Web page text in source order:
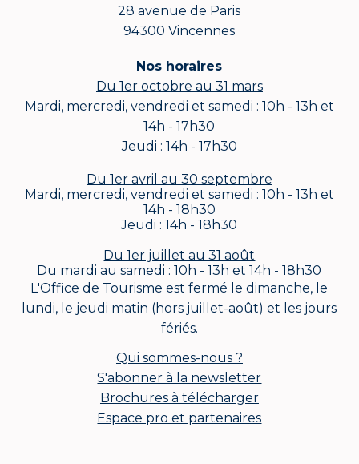
28 avenue de Paris
94300 Vincennes
Nos horaires
Du 1er octobre au 31 mars
Mardi, mercredi, vendredi et samedi : 10h - 13h et
14h - 17h30
Jeudi : 14h - 17h30
Du 1er avril au 30 septembre
Mardi, mercredi, vendredi et samedi : 10h - 13h et
14h - 18h30
Jeudi : 14h - 18h30
Du 1er juillet au 31 août
Du mardi au samedi : 10h - 13h et 14h - 18h30
L'Office de Tourisme est fermé le dimanche, le
lundi, le jeudi matin (hors juillet-août) et les jours
fériés.
Qui sommes-nous ?
S'abonner à la newsletter
Brochures à télécharger
Espace pro et partenaires